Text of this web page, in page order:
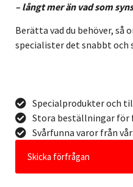
Cab Etikettdispenser
VS120
Lägg I Kundvagn
– långt mer än vad som
Berätta vad du behöver, så
specialister det snabbt och
Specialprodukter och
Stora beställningar för
Svårfunna varor från
Skicka förfrågan